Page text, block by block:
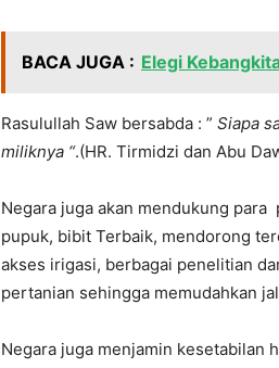
BACA JUGA : Elegi
Rasulullah Saw bersabda : ” Siapa
miliknya “.(HR. Tirmidzi dan Abu
Negara juga akan mendukung
pupuk, bibit Terbaik, mendorong
akses irigasi, berbagai penelitian
pertanian sehingga memudahkan
Negara juga menjamin kesetabilan